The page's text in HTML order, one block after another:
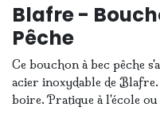
Blafre -
Pêche
Ce bouchon à bec pêche
acier inoxydable de
boire. Pratique à l'école